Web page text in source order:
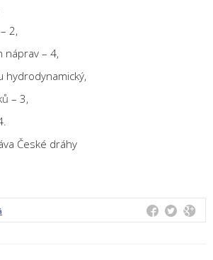
2,
náprav – 4,
hydrodynamický,
– 3,
České dráhy